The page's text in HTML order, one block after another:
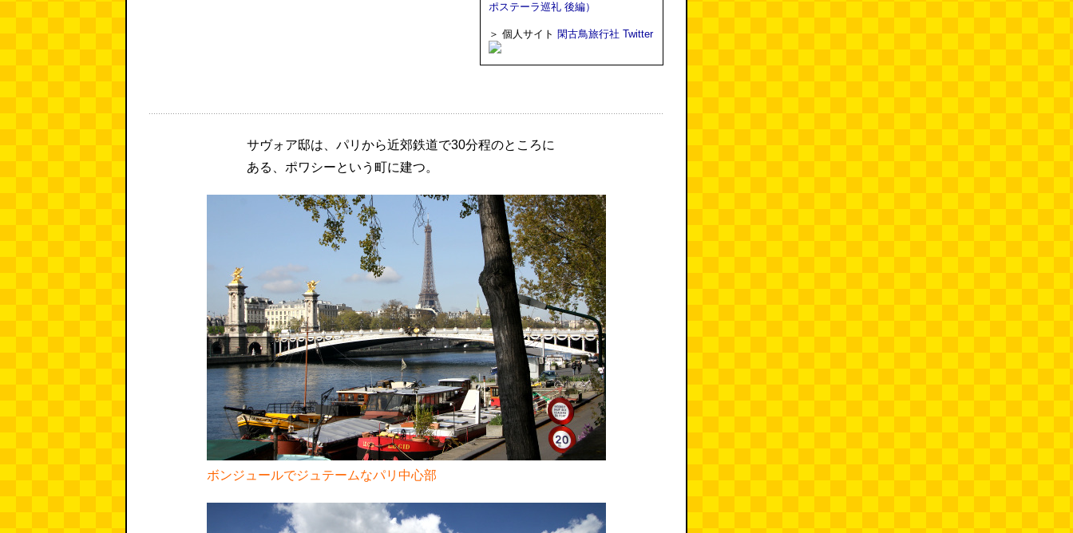
ポステーラ巡礼 後編）
＞ 個人サイト 閑古鳥旅行社 Twitter
サヴォア邸は、パリから近郊鉄道で30分程のところに
ある、ポワシーという町に建つ。
ボンジュールでジュテームなパリ中心部